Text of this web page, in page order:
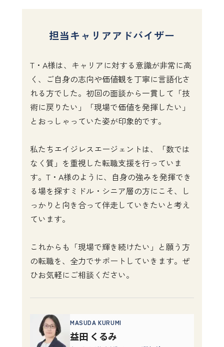
担当キャリアアドバイザー
T・A様は、キャリアに対する意識が非常に高
く、ご自身の志向や価値観を丁寧に言語化さ
れる方でした。初回の面談から一貫して「技
術に戻りたい」「現場で価値を発揮したい」
とおっしゃっていた姿が印象的です。
私たちエイジレスエージェントは、「数では
なく質」を重視した転職支援を行っていま
す。T・A様のように、自身の強みを発揮でき
る場を探すミドル・シニア層の方にこそ、し
っかりと向き合って伴走していきたいと考え
ています。
これからも「現場で輝き続けたい」と願う方
の転職を、全力でサポートしていきます。ぜ
MASUDA KURUMI
益田 くるみ